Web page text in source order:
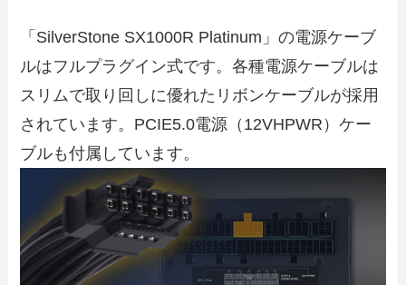
「SilverStone SX1000R Platinum」の電源ケーブ
ルはフルプラグイン式です。各種電源ケーブルは
スリムで取り回しに優れたリボンケーブルが採用
されています。PCIE5.0電源（12VHPWR）ケー
ブルも付属しています。